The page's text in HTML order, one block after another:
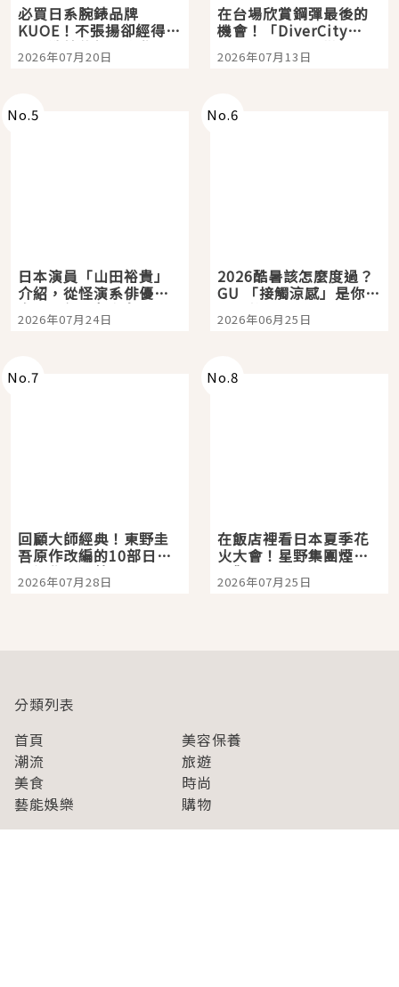
必買日系腕錶品牌
KUOE！不張揚卻經得起
時間洗鍊的經典之作五
選
2026年07月20日
在台場欣賞鋼彈最後的
機會！「DiverCity
Tokyo Plaza」搭船、
購物、美食及夜景，一
2026年07月13日
No.5
日本演員「山田裕貴」
介紹，從怪演系俳優走
向國民級日劇主角
2026年07月24日
No.6
2026酷暑該怎麼度過？
GU 「接觸涼感」是你的
夏日救星
2026年06月25日
No.7
回顧大師經典！東野圭
吾原作改編的10部日本
影視作品推薦
2026年07月28日
No.8
在飯店裡看日本夏季花
火大會！星野集團煙火
景觀飯店6選，讓你不用
人擠人悠閒欣賞
2026年07月25日
分類列表
首頁
美容保養
潮流
旅遊
美食
時尚
藝能娛樂
購物